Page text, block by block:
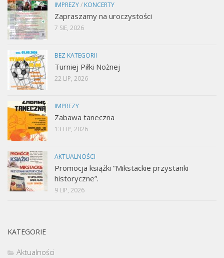
IMPREZY/ KONCERTY
Zapraszamy na uroczystości
7 SIE, 2026
BEZ KATEGORII
Turniej Piłki Nożnej
22 LIP, 2026
IMPREZY
Zabawa taneczna
13 LIP, 2026
AKTUALNOŚCI
Promocja książki “Mikstackie przystanki
historyczne”.
9 LIP, 2026
KATEGORIE
Aktualności